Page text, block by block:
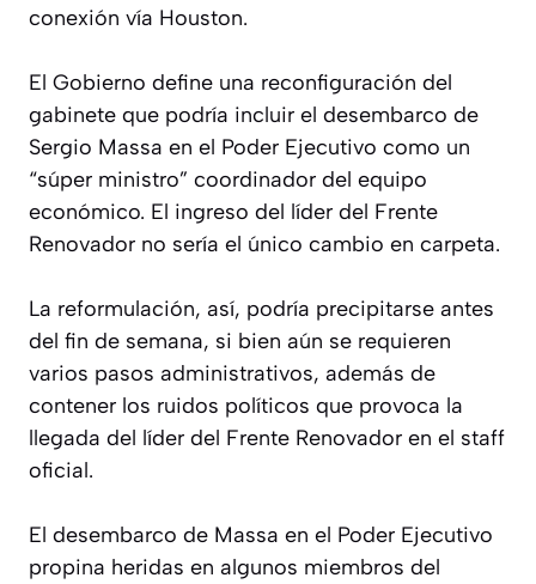
conexión vía Houston.
El Gobierno define una reconfiguración del
gabinete que podría incluir el desembarco de
Sergio Massa en el Poder Ejecutivo como un
“súper ministro” coordinador del equipo
económico. El ingreso del líder del Frente
Renovador no sería el único cambio en carpeta.
La reformulación, así, podría precipitarse antes
del fin de semana, si bien aún se requieren
varios pasos administrativos, además de
contener los ruidos políticos que provoca la
llegada del líder del Frente Renovador en el staff
oficial.
El desembarco de Massa en el Poder Ejecutivo
propina heridas en algunos miembros del